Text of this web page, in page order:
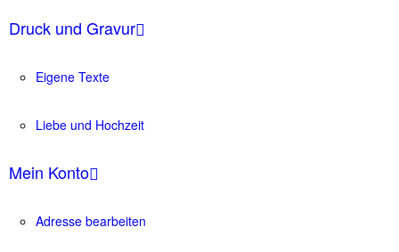
Druck und Gravur
Eigene Texte
Liebe und Hochzeit
Mein Konto
Adresse bearbeiten